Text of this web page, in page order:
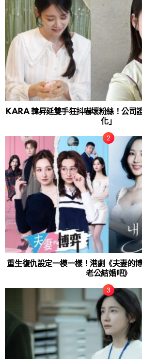
KARA 韓昇延雙手狂抖嚇壞粉絲！公司
化」
重生復仇設定一模一樣！港劇《夫妻的
老公結婚吧》